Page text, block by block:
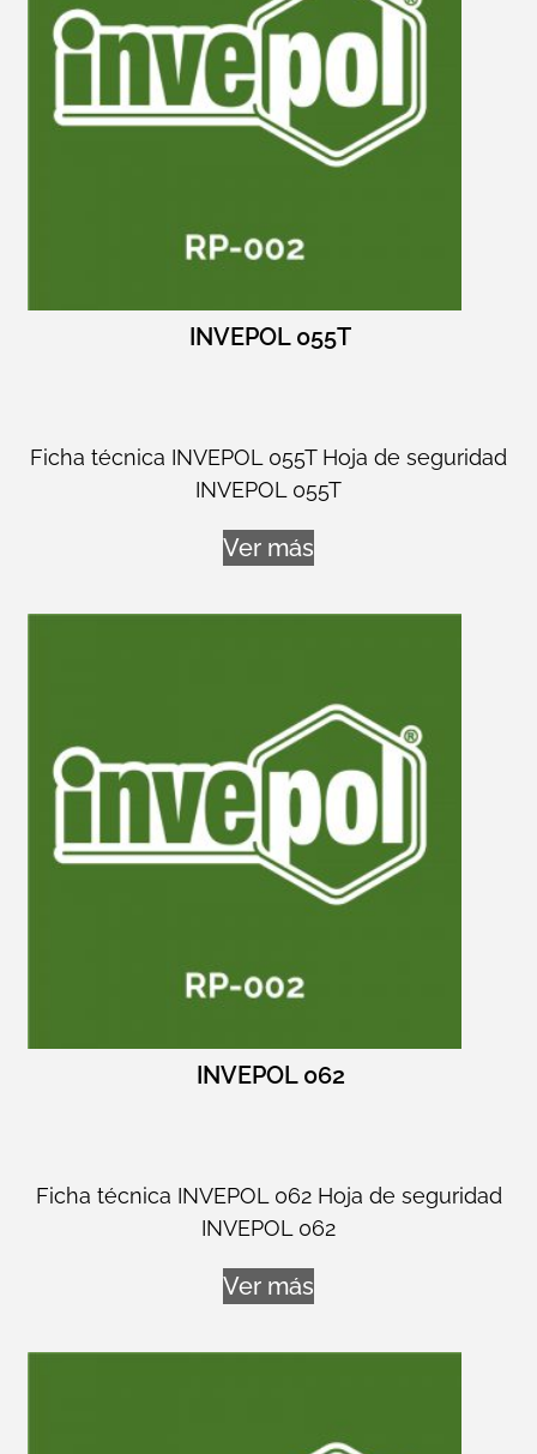
INVEPOL 055T
Ficha técnica INVEPOL 055T Hoja de seguridad
INVEPOL 055T
Ver más
INVEPOL 062
Ficha técnica INVEPOL 062 Hoja de seguridad
INVEPOL 062
Ver más